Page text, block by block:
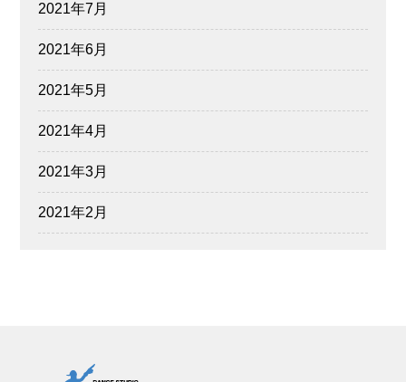
2021年7月
2021年6月
2021年5月
2021年4月
2021年3月
2021年2月